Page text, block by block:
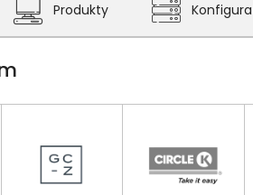
Produkty